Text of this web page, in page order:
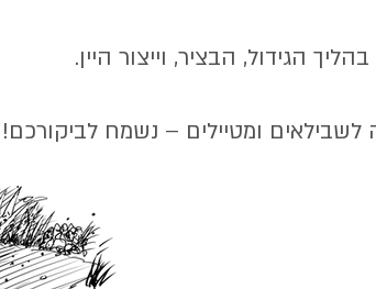
הגידול, הבציר, וייצור היין.
ומטיילים – נשמח לביקורכם!